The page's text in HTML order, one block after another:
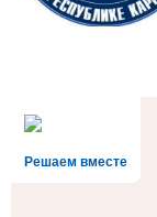
Решаем вместе